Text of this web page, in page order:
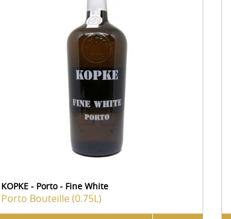
KOPKE - Porto - Fine White
Porto Bouteille (0.75L)